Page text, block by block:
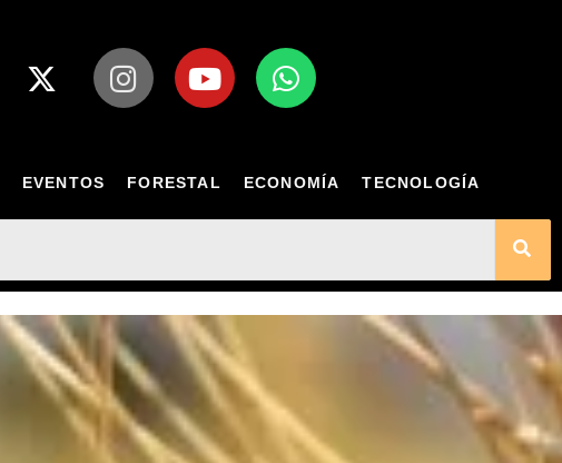
EVENTOS FORESTAL ECONOMÍA TECNOLOGÍA